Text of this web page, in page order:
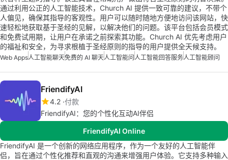
通过利用公正的人工智能技术，Church AI 提供一致可靠的建议，不带个
人偏见，确保其指导的客观性。用户可以随时随地方便地访问该网站，快
速轻松地获取基于圣经的见解，以解决他们的问题。该平台包括会员模式
和免费试用期，让用户在承诺之前探索其功能。Church AI 优先考虑用户
的福祉和安全，为寻求根植于圣经原则的指导的用户提供全天候支持。
Web Apps人工智能聊天免费的 AI 聊天人工智能问人工智能回答服务人工智能顾问
FriendifyAI
4.2 付款
FriendifyAI：您的个性化互动AI伴侣
FriendifyAI Online
FriendifyAI 是一个创新的网络应用程序，作为一个友好的人工智能伴
侣，旨在通过个性化推荐和直观的沟通来增强用户体验。它支持多种输入